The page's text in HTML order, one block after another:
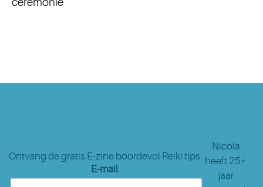
Ontvang de gratis E-zine boordevol Reiki tips
E-mail
Nicola
heeft 25+
jaar